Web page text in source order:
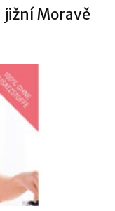
jižní Moravě